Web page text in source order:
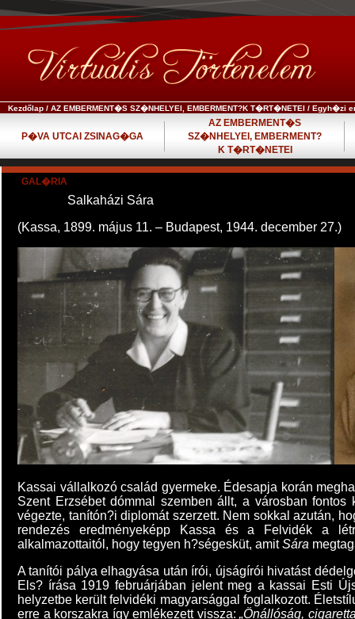
Kezdőlap / AZ EMBERMENT�S SZ�NHELYEI, EMBERMENT?K T�RT�NETEI / Egyh�zi
P�VA UTCAI ZSINAG�GA
AZ EMBERMENT�S
SZ�NHELYEI, EMBERMENT?
K T�RT�NETEI
GAL�RIA
Salkaházi Sára
(Kassa, 1899. május 11. – Budapest, 1944. december 27.)
Kassai vállalkozó család gyermeke. Édesapja korán
Szent Erzsébet dómmal szemben állt, a városban
végezte, tanítón?i diplomát szerzett. Nem sokkal azután,
rendezés eredményeképp Kassa és a Felvidék a
alkalmazottaitól, hogy tegyen h?ségesküt, amitSára
A tanítói pálya elhagyása után írói, újságírói hivatást
Els? írása 1919 februárjában jelent meg a kassai Esti
helyzetbe került felvidéki magyarsággal foglalkozott.
erre a korszakra így emlékezett vissza:„Önállóság,